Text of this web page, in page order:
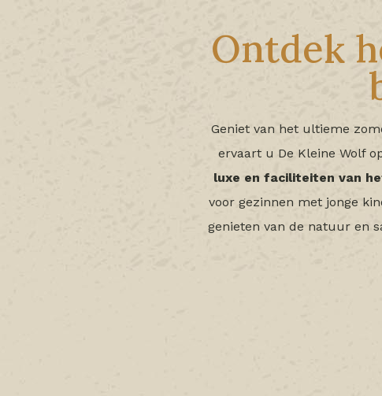
Ontdek
Geniet van het ultieme
ervaart u De Kleine Wolf
luxe en faciliteiten van
voor gezinnen met jonge
genieten van de natuur en